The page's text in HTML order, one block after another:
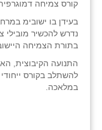
קורס צמיחה
בעידן בו ישובימ
נדרש להכשיר מובילי
בתורת הצמיחה
התנועה הקיבוצית,
להשתלב בקורס
במלאכה.
רועי
רימונים
רמות השבים
רמת הדר